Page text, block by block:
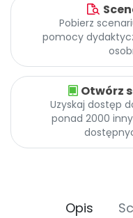
Pobierz
pomocy
Otwórz
Uzyskaj dostęp
ponad 2000
Opis